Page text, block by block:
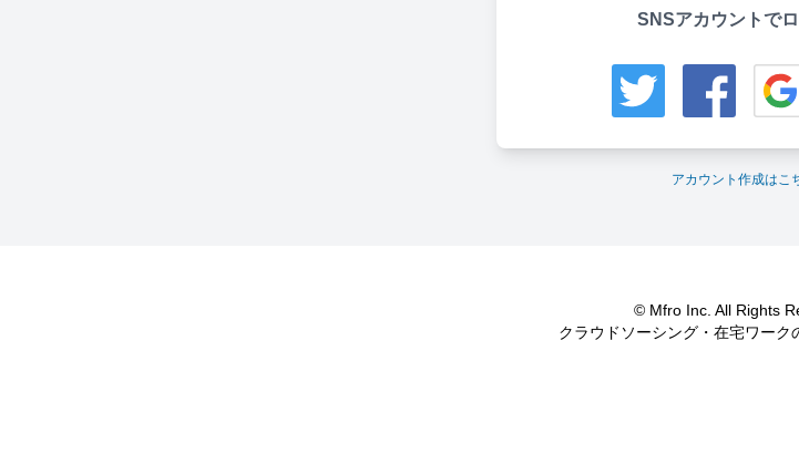
SNSアカウントで
アカウント作成はこ
© Mfro Inc. All Rights
クラウドソーシング・在宅ワーク